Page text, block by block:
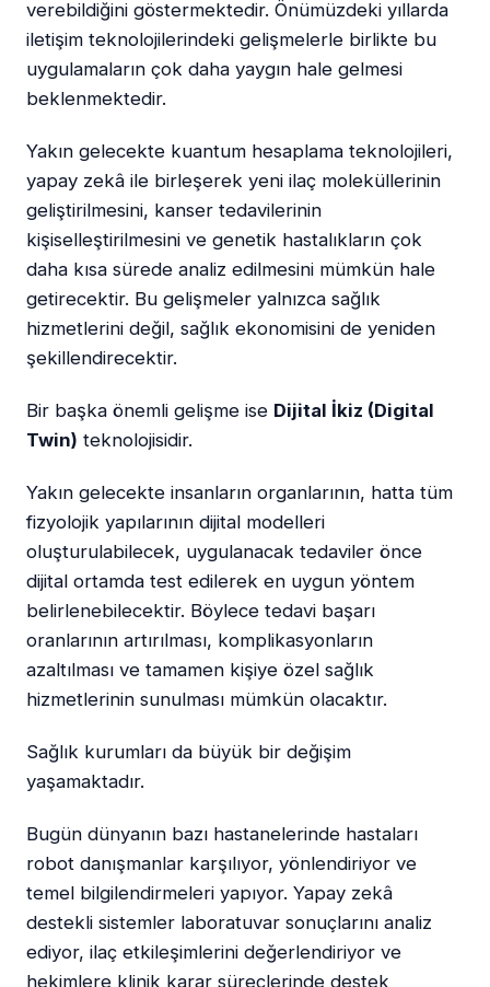
verebildiğini göstermektedir. Önümüzdeki yıllarda
iletişim teknolojilerindeki gelişmelerle birlikte bu
uygulamaların çok daha yaygın hale gelmesi
beklenmektedir.
Yakın gelecekte kuantum hesaplama teknolojileri,
yapay zekâ ile birleşerek yeni ilaç moleküllerinin
geliştirilmesini, kanser tedavilerinin
kişiselleştirilmesini ve genetik hastalıkların çok
daha kısa sürede analiz edilmesini mümkün hale
getirecektir. Bu gelişmeler yalnızca sağlık
hizmetlerini değil, sağlık ekonomisini de yeniden
şekillendirecektir.
Bir başka önemli gelişme ise Dijital İkiz (Digital
Twin) teknolojisidir.
Yakın gelecekte insanların organlarının, hatta tüm
fizyolojik yapılarının dijital modelleri
oluşturulabilecek, uygulanacak tedaviler önce
dijital ortamda test edilerek en uygun yöntem
belirlenebilecektir. Böylece tedavi başarı
oranlarının artırılması, komplikasyonların
azaltılması ve tamamen kişiye özel sağlık
hizmetlerinin sunulması mümkün olacaktır.
Sağlık kurumları da büyük bir değişim
yaşamaktadır.
Bugün dünyanın bazı hastanelerinde hastaları
robot danışmanlar karşılıyor, yönlendiriyor ve
temel bilgilendirmeleri yapıyor. Yapay zekâ
destekli sistemler laboratuvar sonuçlarını analiz
ediyor, ilaç etkileşimlerini değerlendiriyor ve
hekimlere klinik karar süreçlerinde destek